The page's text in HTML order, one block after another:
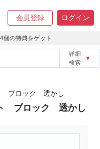
会員登録 ログイン
個の特典をゲット
詳細
検索
▼
ブロック 透かし
ブロック 透かし